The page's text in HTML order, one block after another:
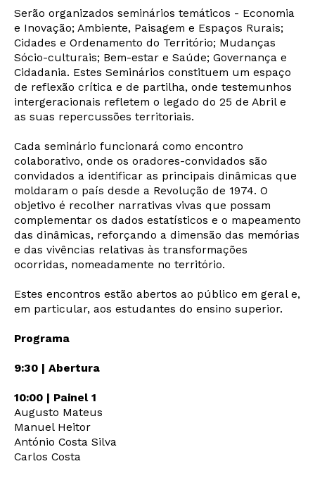
Serão organizados seminários temáticos - Economia
e Inovação; Ambiente, Paisagem e Espaços Rurais;
Cidades e Ordenamento do Território; Mudanças
Sócio-culturais; Bem-estar e Saúde; Governança e
Cidadania. Estes Seminários constituem um espaço
de reflexão crítica e de partilha, onde testemunhos
intergeracionais refletem o legado do 25 de Abril e
as suas repercussões territoriais.
Cada seminário funcionará como encontro
colaborativo, onde os oradores-convidados são
convidados a identificar as principais dinâmicas que
moldaram o país desde a Revolução de 1974. O
objetivo é recolher narrativas vivas que possam
complementar os dados estatísticos e o mapeamento
das dinâmicas, reforçando a dimensão das memórias
e das vivências relativas às transformações
ocorridas, nomeadamente no território.
Estes encontros estão abertos ao público em geral e,
em particular, aos estudantes do ensino superior.
Programa
9:30 | Abertura
10:00 | Painel 1
Augusto Mateus
Manuel Heitor
António Costa Silva
Carlos Costa